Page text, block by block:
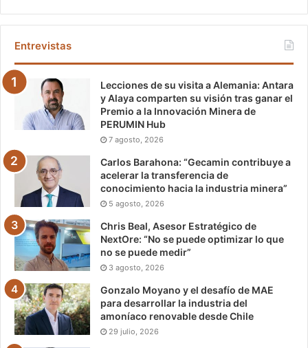
Entrevistas
Lecciones de su visita a Alemania: Antara
y Alaya comparten su visión tras ganar el
Premio a la Innovación Minera de
PERUMIN Hub
7 agosto, 2026
Carlos Barahona: “Gecamin contribuye a
acelerar la transferencia de
conocimiento hacia la industria minera”
5 agosto, 2026
Chris Beal, Asesor Estratégico de
NextOre: “No se puede optimizar lo que
no se puede medir”
3 agosto, 2026
Gonzalo Moyano y el desafío de MAE
para desarrollar la industria del
amoníaco renovable desde Chile
29 julio, 2026